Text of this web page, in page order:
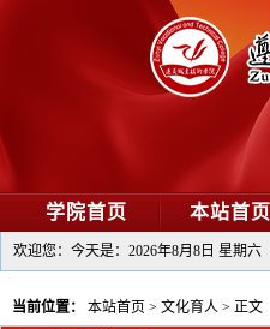
学院首页 本站首页
欢迎您：今天是： 2026年8月8日 星期六
当前位置： 本站首页 > 文化育人 > 正文